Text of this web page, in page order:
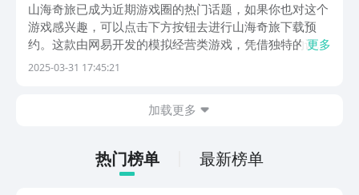
山海奇旅已成为近期游戏圈的热门话题，如果你也对这个
游戏感兴趣，可以点击下方按钮去进行山海奇旅下载预
约。这款由网易开发的模拟经营类游戏，凭借独特的设定
和治愈的浮岛经营玩法，收获了很多赞誉。玩家在进入山
更多
2025-03-31 17:45:21
加载更多
热门榜单 最新榜单